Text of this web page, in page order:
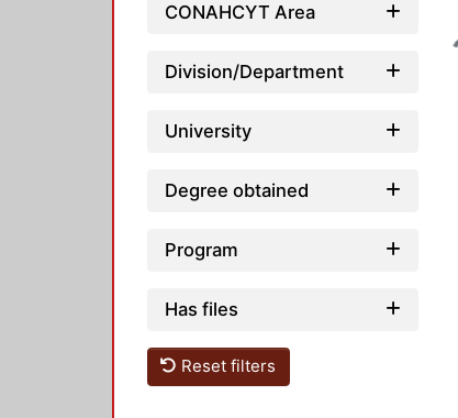
CONAHCYT Area
Division/Department
University
Degree obtained
Program
Has files
Reset filters